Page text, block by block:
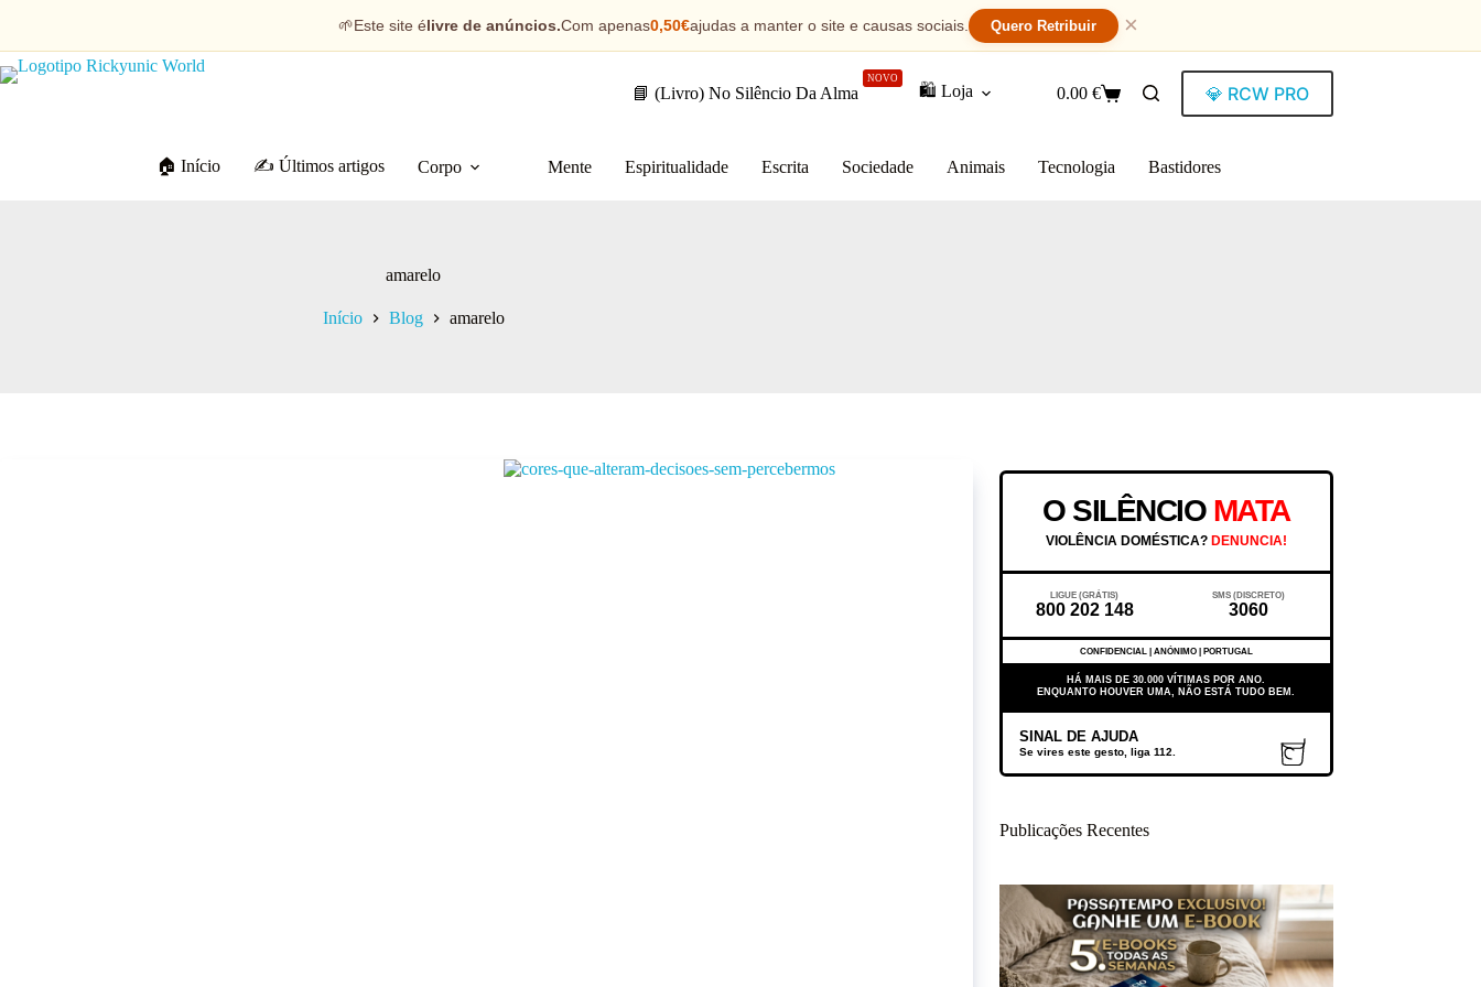
🌱Este site élivre de anúncios.Com apenas0,50€ajudas a manter o site e causas sociais. Quero Retribuir ×
📘 (Livro) No Silêncio Da Alma
NOVO
🛍️ Loja 0.00 € 💎 RCW PRO
🏠 Início ✍️ Últimos artigos Corpo Mente Espiritualidade Escrita Sociedade Animais Tecnologia Bastidores
amarelo
Início Blog amarelo
O SILÊNCIO MATA
VIOLÊNCIA DOMÉSTICA? DENUNCIA!
LIGUE (GRÁTIS)
800 202 148
SMS (DISCRETO)
3060
CONFIDENCIAL | ANÓNIMO | PORTUGAL
HÁ MAIS DE 30.000 VÍTIMAS POR ANO.
ENQUANTO HOUVER UMA, NÃO ESTÁ TUDO BEM.
SINAL DE AJUDA
Se vires este gesto, liga 112.
Publicações Recentes